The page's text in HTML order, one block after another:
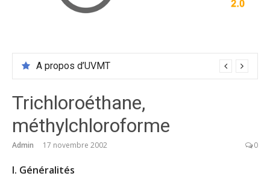
A propos d’UVMT
Trichloroéthane,
méthylchloroforme
Admin 17 novembre 2002 0
I. Généralités